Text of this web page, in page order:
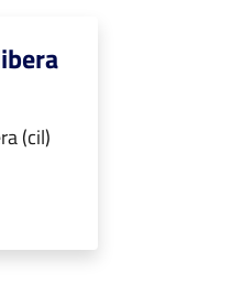
(cil)